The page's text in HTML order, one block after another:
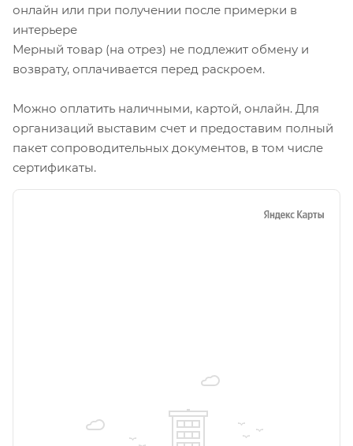
онлайн или при получении после примерки в
интерьере
Мерный товар (на отрез) не подлежит обмену и
возврату, оплачивается перед раскроем.
Можно оплатить наличными, картой, онлайн. Для
организаций выставим счет и предоставим полный
пакет сопроводительных документов, в том числе
сертификаты.